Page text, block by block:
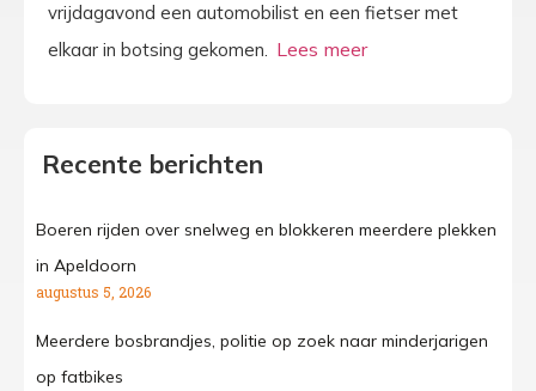
vrijdagavond een automobilist en een fietser met
elkaar in botsing gekomen.
Recente berichten
Boeren rijden over snelweg en blokkeren meerdere plekken
in Apeldoorn
augustus 5, 2026
Meerdere bosbrandjes, politie op zoek naar minderjarigen
op fatbikes